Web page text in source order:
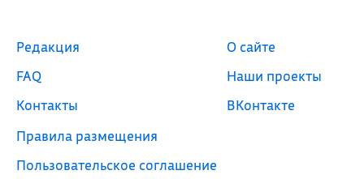
Редакция
FAQ
Контакты
Правила размещения
Пользовательское соглашение
О сайте
Наши проекты
ВКонтакте